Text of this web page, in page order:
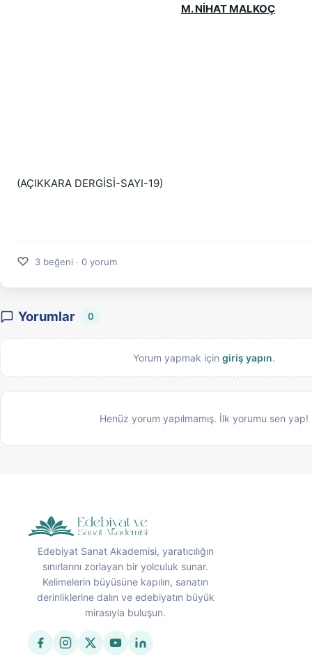
M. NİHAT MALKOÇ
(AÇIKKARA DERGİSİ-SAYI-19)
♡ 3 beğeni · 0 yorum
Yorumlar 0
Yorum yapmak için giriş yapın.
Henüz yorum yapılmamış. İlk yorumu sen yap!
Edebiyat Sanat Akademisi, yaratıcılığın
sınırlarını zorlayan bir yolculuk sunar.
Kelimelerin büyüsüne kapılın, sanatın
derinliklerine dalın ve edebiyatın büyük
mirasıyla buluşun.